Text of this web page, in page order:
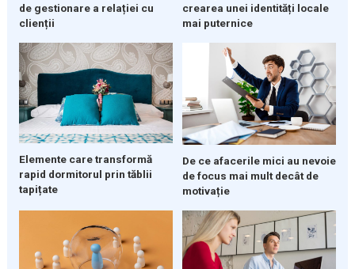
de gestionare a relației cu
clienții
crearea unei identități locale
mai puternice
Elemente care transformă
rapid dormitorul prin tăblii
tapițate
De ce afacerile mici au nevoie
de focus mai mult decât de
motivație